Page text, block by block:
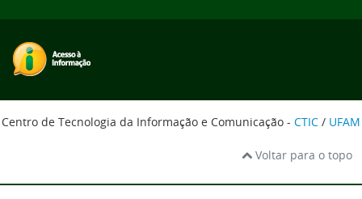
Centro de Tecnologia da Informação e Comunicação - CTIC / UFAM
Voltar para o topo